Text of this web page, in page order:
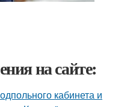
на сайте:
кабинета и